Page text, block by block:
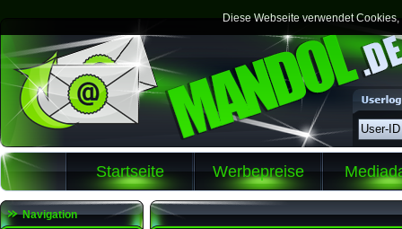
Diese Webseite verwendet
Startseite Werbepreise
Navigation